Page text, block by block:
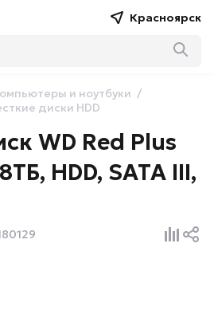
Красноярск
и ноутбуки
диски HDD
WD Red Plus
HDD, SATA III,